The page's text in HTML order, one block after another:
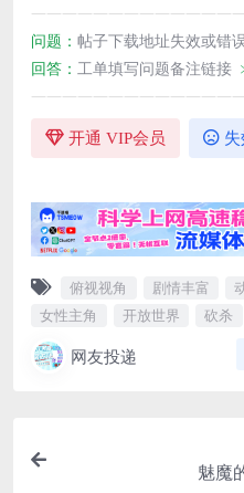
问题： 帖子下载地址失效或错
回答： 工单填写问题备注链接
开通 VIP会员
俯视视角 剧情丰富
女性主角
开放世界 砍杀
网友投递
魅魔